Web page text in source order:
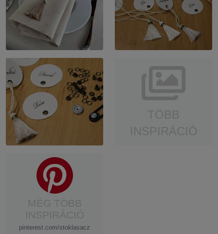
pinterest.com/stoklasacz